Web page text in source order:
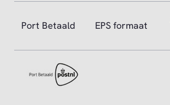
Port Betaald EPS formaat